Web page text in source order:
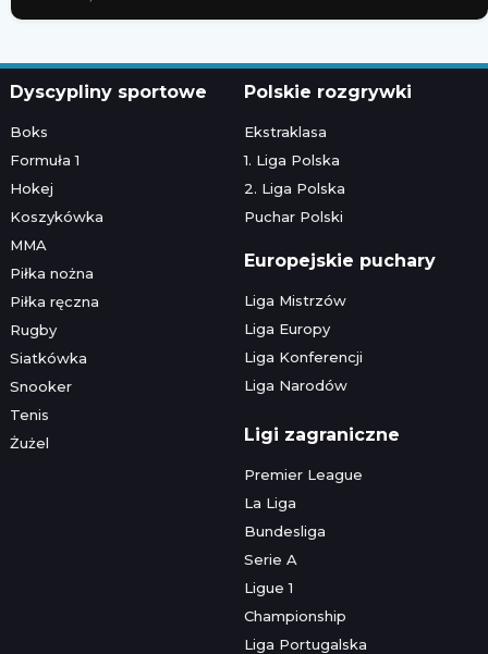
Dyscypliny sportowe
Boks
Formuła 1
Hokej
Koszykówka
MMA
Piłka nożna
Piłka ręczna
Rugby
Siatkówka
Snooker
Tenis
Żużel
Polskie rozgrywki
Ekstraklasa
1. Liga Polska
2. Liga Polska
Puchar Polski
Europejskie puchary
Liga Mistrzów
Liga Europy
Liga Konferencji
Liga Narodów
Ligi zagraniczne
Premier League
La Liga
Bundesliga
Serie A
Ligue 1
Championship
Liga Portugalska